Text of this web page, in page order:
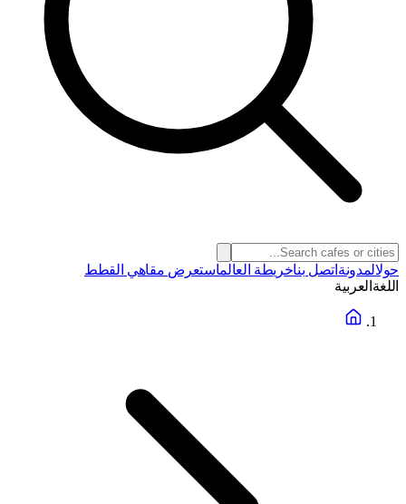
حولالمدونة اتصل بناخريطة العالماستعرض مقاهي القطط
اللغة العربية